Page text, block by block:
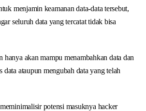
menjamin keamanan data-data tersebut,
seluruh data yang tercatat tidak bisa
akan mampu menambahkan data dan
data ataupun mengubah data yang telah
potensi masuknya hacker